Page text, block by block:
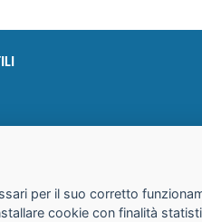
per il suo corretto
cookie con finalità